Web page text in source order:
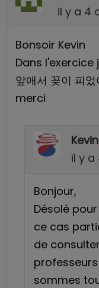
il y a 4
Bonsoir Kevin
Dans l'exercice
앞애서 꽂이 피
merci
il y a
Bonjour,
Désolé
ce cas
de
sommes